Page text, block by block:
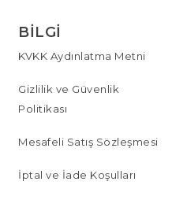
BILGI
KVKK Aydınlatma Metni
Gizlilik ve Güvenlik
Politikası
Mesafeli Satış Sözleşmesi
İptal ve İade Koşulları